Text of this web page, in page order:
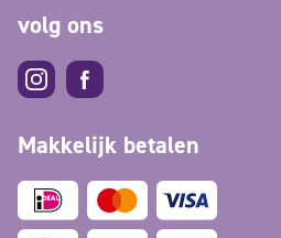
volg ons
Makkelijk betalen